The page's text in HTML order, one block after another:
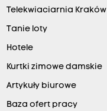
Telekwiaciarnia Kraków
Tanie loty
Hotele
Kurtki zimowe damskie
Artykuły biurowe
Baza ofert pracy